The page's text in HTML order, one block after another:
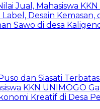
Jual, Mahasiswa
Label, Desain Kemasan,
Sawo di desa
dan Siasati
KKN UNIMOGO
Kreatif di Desa